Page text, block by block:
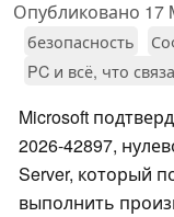
Опубликовано 17
безопасность
PC и всё, что
Microsoft
2026-42897,
Server, который
выполнить